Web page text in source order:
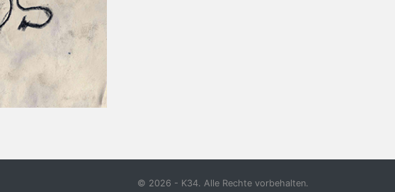
© 2026 - K34. Alle Rechte vorbehalten.